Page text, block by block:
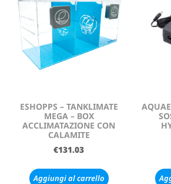
ESHOPPS – TANKLIMATE
MEGA – BOX
ACCLIMATAZIONE CON
CALAMITE
€131.03
Aggiungi al carrello